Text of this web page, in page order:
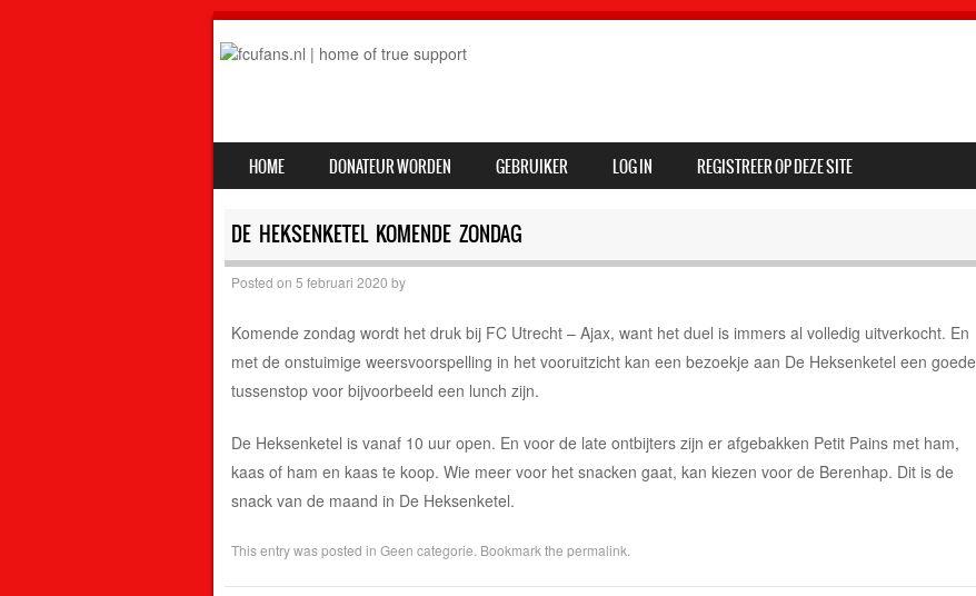
MENU
SKIP TO CONTENT
HOME DONATEUR WORDEN GEBRUIKER LOG IN REGISTREER OP DEZE SITE
DE HEKSENKETEL KOMENDE ZONDAG
Posted on 5 februari 2020 by
Komende zondag wordt het druk bij FC Utrecht – Ajax, want het duel is immers al volledig uitverkocht. En
met de onstuimige weersvoorspelling in het vooruitzicht kan een bezoekje aan De Heksenketel een goede
tussenstop voor bijvoorbeeld een lunch zijn.
De Heksenketel is vanaf 10 uur open. En voor de late ontbijters zijn er afgebakken Petit Pains met ham,
kaas of ham en kaas te koop. Wie meer voor het snacken gaat, kan kiezen voor de Berenhap. Dit is de
snack van de maand in De Heksenketel.
This entry was posted in Geen categorie . Bookmark the permalink